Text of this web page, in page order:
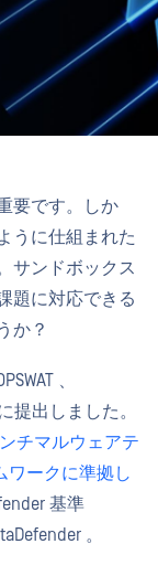
要です。しか
うに仕組まれた
サンドボックス
題に対応できる
か？
、
提出しました。
チマルウェアテ
ワークに準拠し
基準
。